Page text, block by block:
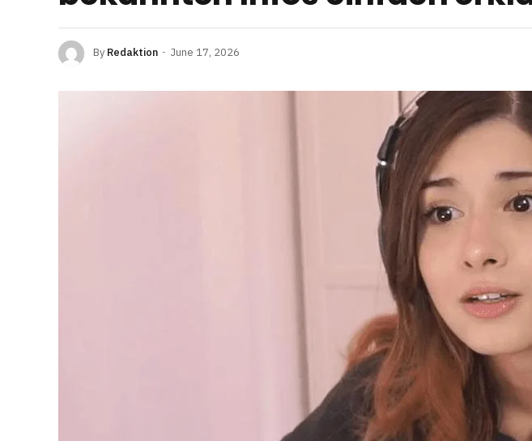
By Redaktion June 17, 2026